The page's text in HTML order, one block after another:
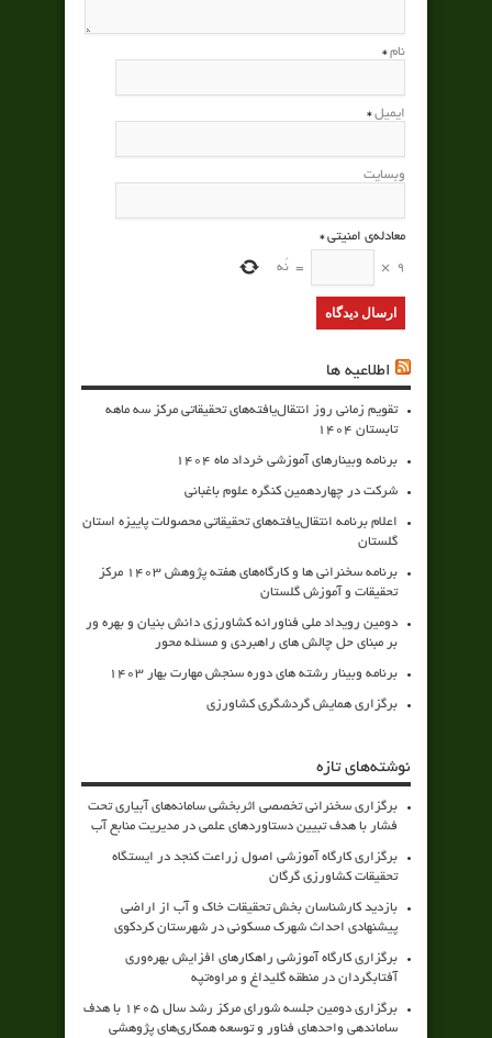
نام *
ایمیل *
وبسایت
معادله‌ی امنیتی*
9
×
= نُه
اطلاعیه ها
تقویم زمانی روز انتقال‌یافته‌های تحقیقاتی مرکز سه ماهه
تابستان 1404
برنامه وبینارهای آموزشی خرداد ماه 1404
شرکت در چهاردهمین کنگره علوم باغبانی
اعلام برنامه انتقال‌یافته‌های تحقیقاتی محصولات پاییزه استان
گلستان
برنامه سخنرانی ها و کارگاه‌های هفته پژوهش 1403 مرکز
تحقیقات و آموزش گلستان
دومین رویداد ملی فناورانه کشاورزی دانش بنیان و بهره ور
بر مبنای حل چالش های راهبردی و مسئله محور
برنامه وبینار رشته های دوره سنجش مهارت بهار 1403
برگزاری همایش گردشگری کشاورزی
نوشته‌های تازه
برگزاری سخنرانی تخصصی اثربخشی سامانه‌های آبیاری تحت
فشار با هدف تبیین دستاوردهای علمی در مدیریت منابع آب
برگزاری کارگاه آموزشی اصول زراعت کنجد در ایستگاه
تحقیقات کشاورزی گرگان
بازدید کارشناسان بخش تحقیقات خاک و آب از اراضی
پیشنهادی احداث شهرک مسکونی در شهرستان کردکوی
برگزاری کارگاه آموزشی راهکارهای افزایش بهره‌وری
آفتابگردان در منطقه گلیداغ و مراوه‌تپه
برگزاری دومین جلسه شورای مرکز رشد سال ۱۴۰۵ با هدف
ساماندهی واحدهای فناور و توسعه همکاری‌های پژوهشی